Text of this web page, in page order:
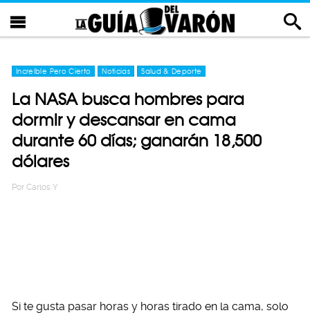
Increíble Pero Cierto Noticias Salud & Deporte
La NASA busca hombres para
dormir y descansar en cama
durante 60 días; ganarán 18,500
dólares
Por Carlos Y
Si te gusta pasar horas y horas tirado en la cama, solo